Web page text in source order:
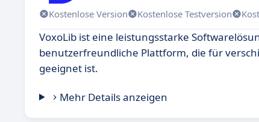
Kostenlose Version Kostenlose Testversion
VoxoLib ist eine leistungsstarke
benutzerfreundliche Plattform, die für
geeignet ist.
Mehr Details anzeigen